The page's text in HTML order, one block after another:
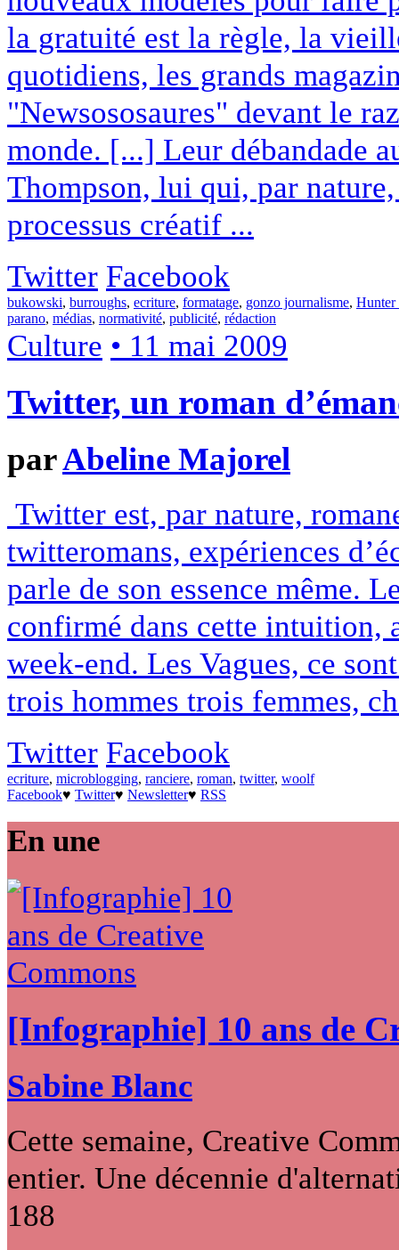
la gratuité est la règle, la
quotidiens, les grands
"Newsososaures" devant le
monde. [...] Leur débandade
Thompson, lui qui, par
processus créatif ...
Twitter Facebook
bukowski, burroughs, ecriture, formatage, gonzo journalisme, Hunter
parano, médias, normativité, publicité, rédaction
Culture • 11 mai 2009
Twitter, un roman
parAbeline Majorel
Twitter est, par nature,
twitteromans, expériences
parle de son essence même.
confirmé dans cette intuition,
week-end. Les Vagues, ce
trois hommes trois femmes,
Twitter Facebook
ecriture, microblogging, ranciere, roman, twitter, woolf
Facebook♥ Twitter♥ Newsletter♥ RSS
En une
[Infographie] 10 ans de
Sabine Blanc
Cette semaine, Creative
entier. Une décennie
188